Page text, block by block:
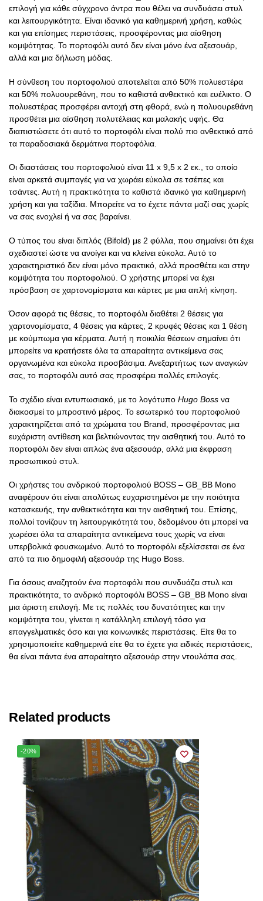
επιλογή για κάθε σύγχρονο άντρα που θέλει να συνδυάσει στυλ
και λειτουργικότητα. Είναι ιδανικό για καθημερινή χρήση, καθώς
και για επίσημες περιστάσεις, προσφέροντας μια αίσθηση
κομψότητας. Το πορτοφόλι αυτό δεν είναι μόνο ένα αξεσουάρ,
αλλά και μια δήλωση μόδας.
Η σύνθεση του πορτοφολιού αποτελείται από 50% πολυεστέρα
και 50% πολυουρεθάνη, που το καθιστά ανθεκτικό και ευέλικτο. Ο
πολυεστέρας προσφέρει αντοχή στη φθορά, ενώ η πολυουρεθάνη
προσθέτει μια αίσθηση πολυτέλειας και μαλακής υφής. Θα
διαπιστώσετε ότι αυτό το πορτοφόλι είναι πολύ πιο ανθεκτικό από
τα παραδοσιακά δερμάτινα πορτοφόλια.
Οι διαστάσεις του πορτοφολιού είναι 11 x 9,5 x 2 εκ., το οποίο
είναι αρκετά συμπαγές για να χωράει εύκολα σε τσέπες και
τσάντες. Αυτή η πρακτικότητα το καθιστά ιδανικό για καθημερινή
χρήση και για ταξίδια. Μπορείτε να το έχετε πάντα μαζί σας χωρίς
να σας ενοχλεί ή να σας βαραίνει.
Ο τύπος του είναι διπλός (Bifold) με 2 φύλλα, που σημαίνει ότι έχει
σχεδιαστεί ώστε να ανοίγει και να κλείνει εύκολα. Αυτό το
χαρακτηριστικό δεν είναι μόνο πρακτικό, αλλά προσθέτει και στην
κομψότητα του πορτοφολιού. Ο χρήστης μπορεί να έχει
πρόσβαση σε χαρτονομίσματα και κάρτες με μια απλή κίνηση.
Όσον αφορά τις θέσεις, το πορτοφόλι διαθέτει 2 θέσεις για
χαρτονομίσματα, 4 θέσεις για κάρτες, 2 κρυφές θέσεις και 1 θέση
με κούμπωμα για κέρματα. Αυτή η ποικιλία θέσεων σημαίνει ότι
μπορείτε να κρατήσετε όλα τα απαραίτητα αντικείμενα σας
οργανωμένα και εύκολα προσβάσιμα. Ανεξαρτήτως των αναγκών
σας, το πορτοφόλι αυτό σας προσφέρει πολλές επιλογές.
Το σχέδιο είναι εντυπωσιακό, με το λογότυπο Hugo Boss να
διακοσμεί το μπροστινό μέρος. Το εσωτερικό του πορτοφολιού
χαρακτηρίζεται από τα χρώματα του Brand, προσφέροντας μια
ευχάριστη αντίθεση και βελτιώνοντας την αισθητική του. Αυτό το
πορτοφόλι δεν είναι απλώς ένα αξεσουάρ, αλλά μια έκφραση
προσωπικού στυλ.
Οι χρήστες του ανδρικού πορτοφολιού BOSS – GB_BB Mono
αναφέρουν ότι είναι απολύτως ευχαριστημένοι με την ποιότητα
κατασκευής, την ανθεκτικότητα και την αισθητική του. Επίσης,
πολλοί τονίζουν τη λειτουργικότητά του, δεδομένου ότι μπορεί να
χωρέσει όλα τα απαραίτητα αντικείμενα τους χωρίς να είναι
υπερβολικά φουσκωμένο. Αυτό το πορτοφόλι εξελίσσεται σε ένα
από τα πιο δημοφιλή αξεσουάρ της Hugo Boss.
Για όσους αναζητούν ένα πορτοφόλι που συνδυάζει στυλ και
πρακτικότητα, το ανδρικό πορτοφόλι BOSS – GB_BB Mono είναι
μια άριστη επιλογή. Με τις πολλές του δυνατότητες και την
κομψότητα του, γίνεται η κατάλληλη επιλογή τόσο για
επαγγελματικές όσο και για κοινωνικές περιστάσεις. Είτε θα το
χρησιμοποιείτε καθημερινά είτε θα το έχετε για ειδικές περιστάσεις,
θα είναι πάντα ένα απαραίτητο αξεσουάρ στην ντουλάπα σας.
Related products
-20%